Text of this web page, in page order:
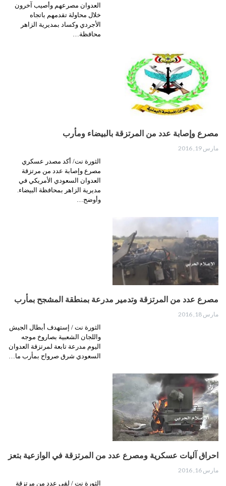
العدوان مصرعهم وأصيب آخرون
خلال محاولة تقدمهم باتجاه
الأجردي وكساد بمديرية الزاهر
محافظة…
مصرع وإصابة عدد من المرتزقة بالبيضاء ومأرب
مارس 19, 2016
الثورة نت/ أكد مصدر عسكري
مصرع وإصابة عدد من مرتزقة
العدوان السعودي الأمريكي في
مديرية الزاهر بمحافظة البيضاء.
وأوضح…
مصرع عدد من المرتزقة وتدمير مدرعة بمنطقة المشجح بمأرب
مارس 18, 2016
الثورة نت / إستهدف أبطال الجيش
واللجان الشعبية بصاروخ موجه
اليوم مدرعة تابعة لمرتزقة العدوان
السعودي شرق صرواح بمأرب ما…
احراق آليات عسكرية ومصرع عدد من المرتزقة في الوازعية بتعز
مارس 16, 2016
الثورة نت / لقي عدد من مرتزقة